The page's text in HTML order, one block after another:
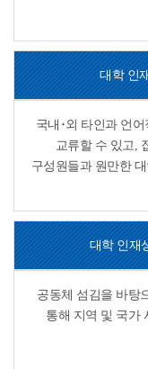
대학 인
국내･외 타인과 언
교류할 수 있고,
구성원들과 원만한
대학 인재
공동체 섬김을 바탕
통해 지역 및 국가